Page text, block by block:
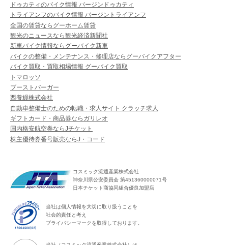
ドゥカティのバイク情報 バージンドゥカティ
トライアンフのバイク情報 バージントライアンフ
全国の賃貸ならグーホーム賃貸
観光のニュースなら観光経済新聞社
新車バイク情報ならグーバイク新車
バイクの整備・メンテナンス・修理店ならグーバイクアフター
バイク買取・買取相場情報 グーバイク買取
トマロッソ
ブーストバーガー
西養鰻株式会社
自動車整備士のための転職・求人サイト クラッチ求人
ギフトカード・商品券ならガリレオ
国内格安航空券ならJチケット
株主優待券番号販売ならJ・コード
コスミック流通産業株式会社
神奈川県公安委員会 第451360000071号
日本チケット商協同組合優良加盟店
当社は個人情報を大切に取り扱うことを
社会的責任と考え
プライバシーマークを取得しております。